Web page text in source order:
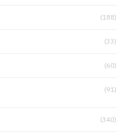
(188)
(33)
(60)
(91)
(340)